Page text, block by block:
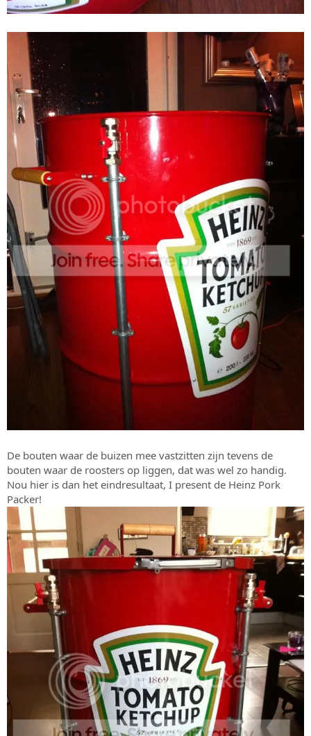
De bouten waar de buizen mee vastzitten zijn tevens de
bouten waar de roosters op liggen, dat was wel zo handig.
Nou hier is dan het eindresultaat, I present de Heinz Pork
Packer!